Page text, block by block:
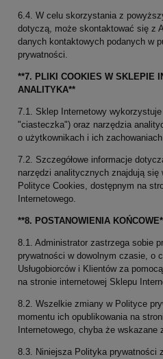
6.4. W celu skorzystania z
dotyczą, może skontaktować się z
danych kontaktowych podanych w
prywatności.
**7. PLIKI COOKIES W SKLEPIE
ANALITYKA**
7.1. Sklep Internetowy
"ciasteczka") oraz narzędzia
o użytkownikach i ich
7.2. Szczegółowe informacje
narzędzi analitycznych znajdują się
Polityce Cookies, dostępnym na
Internetowego.
**8. POSTANOWIENIA
8.1. Administrator zastrzega sobie
prywatności w dowolnym czasie, o
Usługobiorców i Klientów za
na stronie internetowej Sklepu
8.2. Wszelkie zmiany w Polityce
momentu ich opublikowania na
Internetowego, chyba że wskazane
8.3. Niniejsza Polityka prywatności